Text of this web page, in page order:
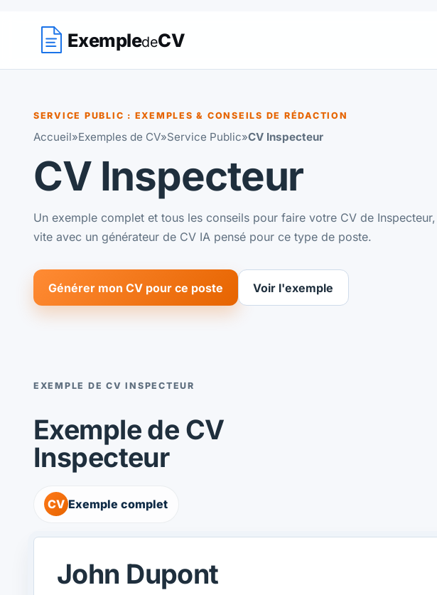
ExempledeCV
SERVICE PUBLIC : EXEMPLES & CONSEILS DE RÉDACTION
Accueil»Exemples de CV»Service Public»CV Inspecteur
CV Inspecteur
Un exemple complet et tous les conseils pour faire votre CV de
vite avec un générateur de CV IA pensé pour ce type de poste.
Générer mon CV pour ce poste Voir l'exemple
EXEMPLE DE CV INSPECTEUR
Exemple de CV
Inspecteur
CV Exemple complet
John Dupont